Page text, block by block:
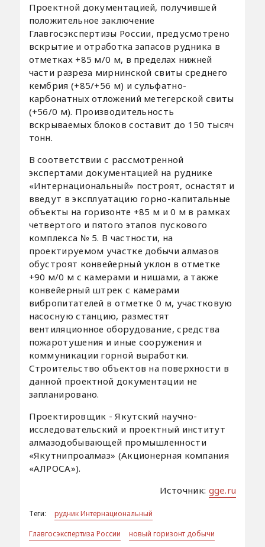
Проектной документацией, получившей
положительное заключение
Главгосэкспертизы России, предусмотрено
вскрытие и отработка запасов рудника в
отметках +85 м/0 м, в пределах нижней
части разреза мирнинской свиты среднего
кембрия (+85/+56 м) и сульфатно-
карбонатных отложений метегерской свиты
(+56/0 м). Производительность
вскрываемых блоков составит до 150 тысяч
тонн.
В соответствии с рассмотренной
экспертами документацией на руднике
«Интернациональный» построят, оснастят и
введут в эксплуатацию горно-капитальные
объекты на горизонте +85 м и 0 м в рамках
четвертого и пятого этапов пускового
комплекса № 5. В частности, на
проектируемом участке добычи алмазов
обустроят конвейерный уклон в отметке
+90 м/0 м с камерами и нишами, а также
конвейерный штрек с камерами
вибропитателей в отметке 0 м, участковую
насосную станцию, разместят
вентиляционное оборудование, средства
пожаротушения и иные сооружения и
коммуникации горной выработки.
Строительство объектов на поверхности в
данной проектной документации не
запланировано.
Проектировщик - Якутский научно-
исследовательский и проектный институт
алмазодобывающей промышленности
«Якутнипроалмаз» (Акционерная компания
«АЛРОСА»).
Источник: gge.ru
Теги:
рудник Интернациональный
Главгосэкспертиза России
новый горизонт добычи